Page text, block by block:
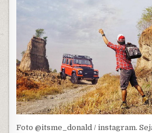
Foto @itsme_donald / instagram.